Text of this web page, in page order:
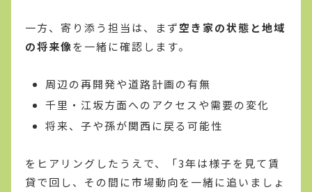
一方、寄り添う担当は、まず空き家の状態と地域
の将来像を一緒に確認します。
周辺の再開発や道路計画の有無
千里・江坂方面へのアクセスや需要の変化
将来、子や孫が関西に戻る可能性
をヒアリングしたうえで、「3年は様子を見て賃
貸で回し、その間に市場動向を一緒に追いましょ